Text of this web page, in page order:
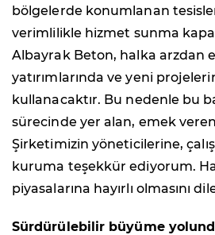
bölgelerde konumlanan
verimlilikle hizmet sunma
Albayrak Beton, halka arzdan
yatırımlarında ve yeni
kullanacaktır. Bu nedenle bu
sürecinde yer alan, emek
Şirketimizin yöneticilerine,
kuruma teşekkür ediyorum.
piyasalarına hayırlı olmasını
Sürdürülebilir büyüme